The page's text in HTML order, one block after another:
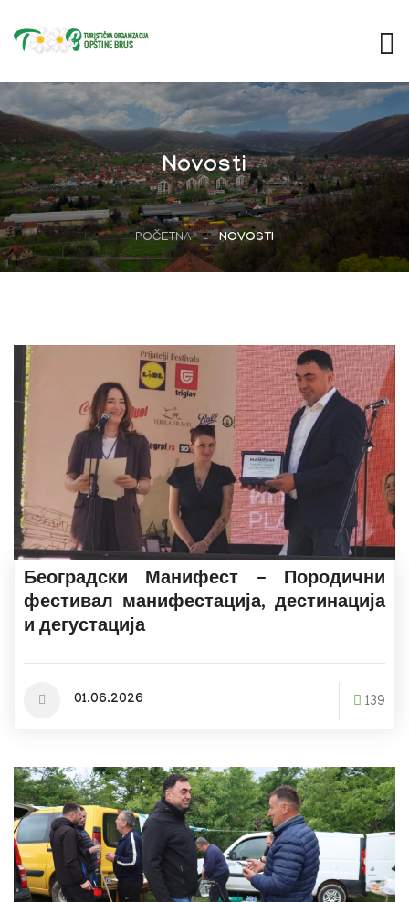
Novosti
POČETNA NOVOSTI
Београдски Манифест - Породични
фестивал манифестација, дестинација
и дегустација
01.06.2026 139